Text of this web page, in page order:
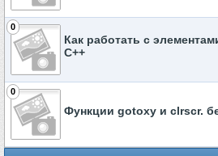
0
Как работать с
C++
0
Функции gotoxy и clrscr.